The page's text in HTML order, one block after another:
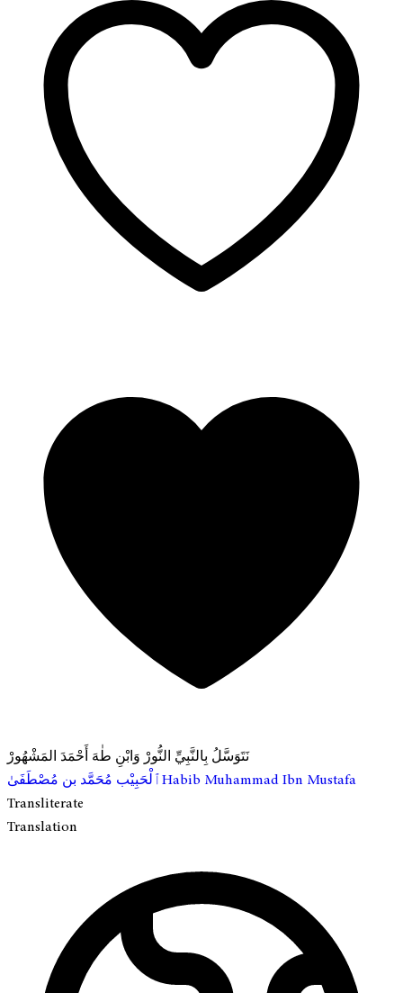
نَتَوَسَّلُ بِالنَّبِيِّ النُّورْ وَابْنِ طٰهَ أَحْمَدَ المَشْهُورْ
ٱلْحَبِيْب مُحَمَّد بن مُصْطَفَىٰHabib Muhammad Ibn Mustafa
Transliterate
Translation